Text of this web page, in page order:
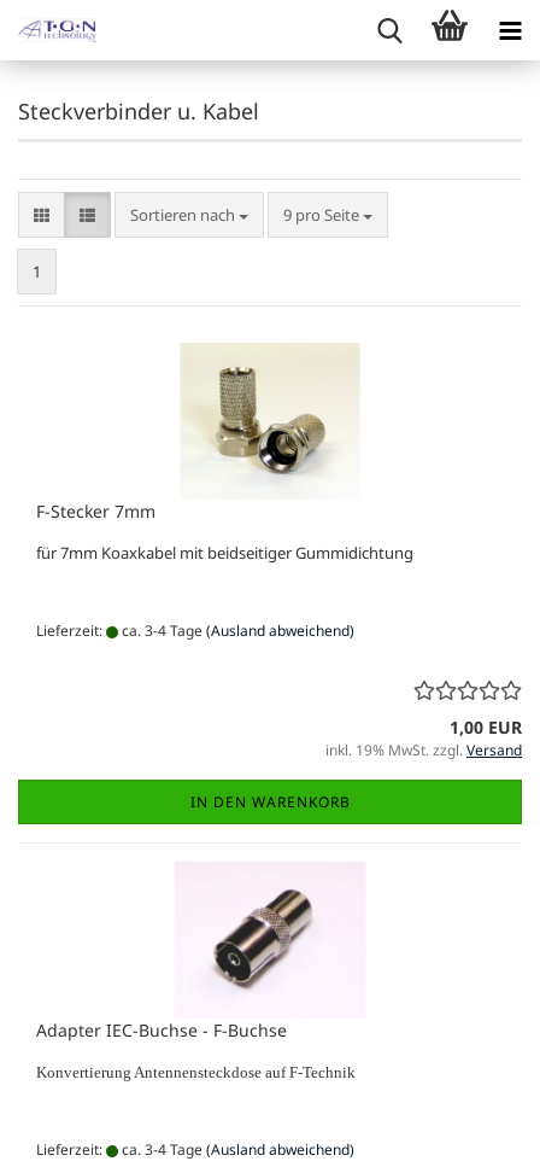
Steckverbinder u. Kabel
Sortieren nach
Sortieren nach 9 pro Seite
pro Seite
1
F-Stecker 7mm
für 7mm Koaxkabel mit beidseitiger Gummidichtung
Lieferzeit: ca. 3-4 Tage(Ausland abweichend)
1,00 EUR
inkl. 19% MwSt. zzgl.Versand
IN DEN WARENKORB
Adapter IEC-Buchse - F-Buchse
Konvertierung Antennensteckdose auf F-Technik
Lieferzeit: ca. 3-4 Tage(Ausland abweichend)